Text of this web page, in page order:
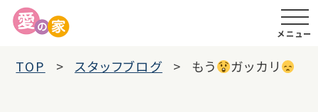
メニュー
TOP スタッフブログ もう ガッカリ